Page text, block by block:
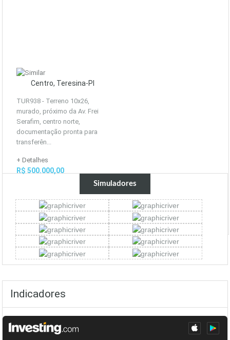
Centro, Teresina-PI
TUR938 - Terreno 10x26,
murado, próximo da Av. Frei
Serafim, centro norte,
documentação pronta para
transferên...
+ Detalhes
R$ 500.000,00
Simuladores
Indicadores